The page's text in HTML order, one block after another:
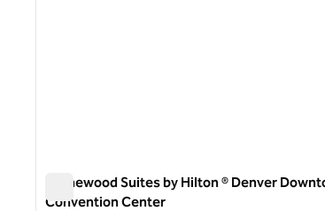
Homewood Suites by Hilton ® Denver
Convention Center